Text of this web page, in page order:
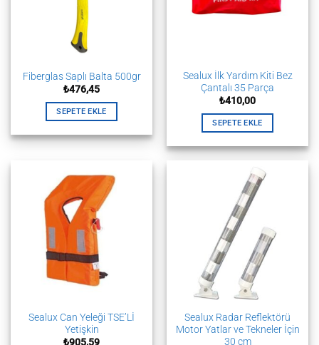
Fiberglas Saplı Balta 500gr
₺476,45
SEPETE EKLE
Sealux İlk Yardım Kiti Bez
Çantalı 35 Parça
₺410,00
SEPETE EKLE
Sealux Can Yeleği TSE’Lİ
Yetişkin
₺905,59
Sealux Radar Reflektörü
Motor Yatlar ve Tekneler İçin
30 cm